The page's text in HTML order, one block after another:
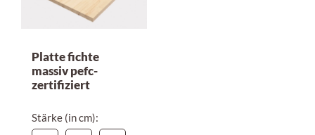
Platte fichte
massiv pefc-
zertifiziert
Stärke (in cm):